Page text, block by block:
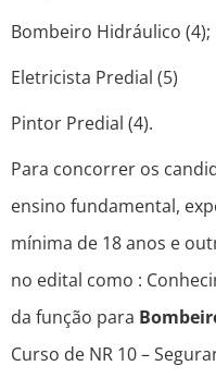
Bombeiro Hidráulico (4);
Eletricista Predial (5)
Pintor Predial (4).
Para concorrer os
ensino fundamental,
mínima de 18 anos e
no edital como :
da função para
Curso de NR 10 –